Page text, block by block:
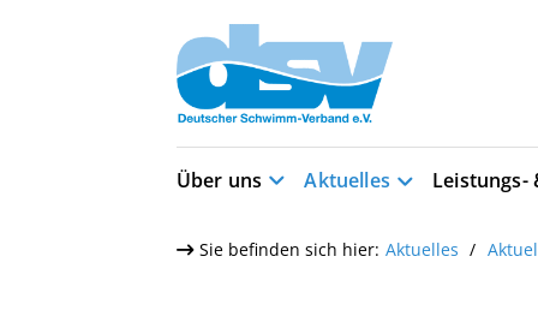
Über uns Aktuelles
Sie befinden sich hier: Aktuelles